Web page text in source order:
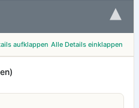
▾
aufklappen Alle Details einklappen